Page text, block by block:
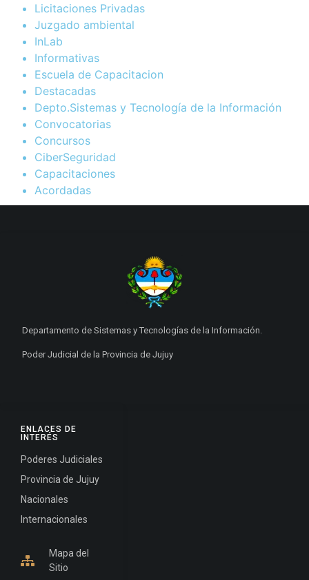
Licitaciones Privadas
Juzgado ambiental
InLab
Informativas
Escuela de Capacitacion
Destacadas
Depto.Sistemas y Tecnología de la Información
Convocatorias
Concursos
CiberSeguridad
Capacitaciones
Acordadas
ENLACES DE
INTERÉS
Poderes Judiciales
Provincia de Jujuy
Nacionales
Internacionales
Mapa del
Sitio
Departamento de Sistemas y Tecnologías de la Información.
Poder Judicial de la Provincia de Jujuy